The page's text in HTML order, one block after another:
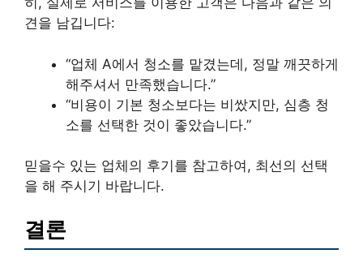
견을 남깁니다:
“업체 A에서 청소를 맡겼는데, 정말 깨끗하게
해주셔서 만족했습니다.”
“비용이 기본 청소보다는 비쌌지만, 심층 청
소를 선택한 것이 좋았습니다.”
믿을수 있는 업체의 후기를 참고하여, 최선의 선택
을 해 주시기 바랍니다.
결론